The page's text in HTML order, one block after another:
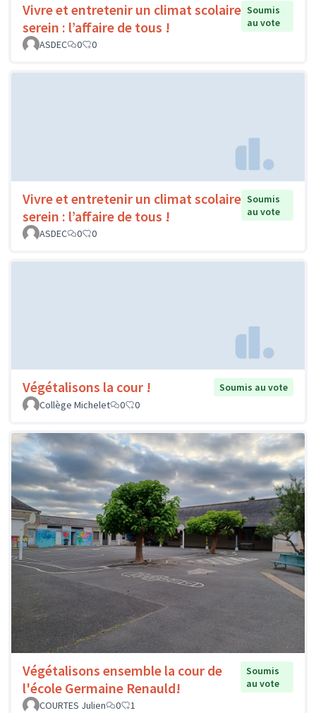
Vivre et entretenir un climat scolaire
serein : l’affaire de tous !
Soumis
au vote
ASDEC
0 0
Vivre et entretenir un climat scolaire
serein : l’affaire de tous !
Soumis
au vote
ASDEC
0 0
Végétalisons la cour !
Soumis au vote
Collège Michelet
0 0
Végétalisons ensemble la cour de
l'école Germaine Renauld!
Soumis
au vote
COURTES Julien
0 1